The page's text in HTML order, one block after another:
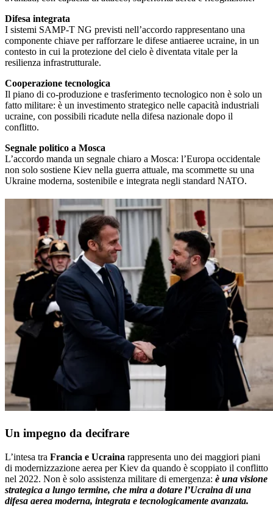
Difesa integrata
I sistemi SAMP-T NG previsti nell’accordo rappresentano una
componente chiave per rafforzare le difese antiaeree ucraine, in un
contesto in cui la protezione del cielo è diventata vitale per la
resilienza infrastrutturale.
Cooperazione tecnologica
Il piano di co-produzione e trasferimento tecnologico non è solo un
fatto militare: è un investimento strategico nelle capacità industriali
ucraine, con possibili ricadute nella difesa nazionale dopo il
conflitto.
Segnale politico a Mosca
L’accordo manda un segnale chiaro a Mosca: l’Europa occidentale
non solo sostiene Kiev nella guerra attuale, ma scommette su una
Ukraine moderna, sostenibile e integrata negli standard NATO.
Un impegno da decifrare
L’intesa tra Francia e Ucraina rappresenta uno dei maggiori piani
di modernizzazione aerea per Kiev da quando è scoppiato il conflitto
nel 2022. Non è solo assistenza militare di emergenza: è una visione
strategica a lungo termine, che mira a dotare l’Ucraina di una
difesa aerea moderna, integrata e tecnologicamente avanzata.